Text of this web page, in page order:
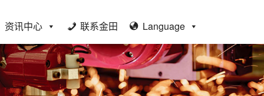
资讯中心 联系金田 Language